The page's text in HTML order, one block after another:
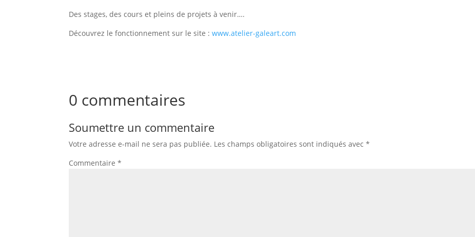
Des stages, des cours et pleins de projets à venir….
Découvrez le fonctionnement sur le site :www.atelier-galeart.com
0 commentaires
Soumettre un commentaire
Votre adresse e-mail ne sera pas publiée. Les champs obligatoires sont indiqués avec*
Commentaire*